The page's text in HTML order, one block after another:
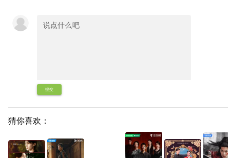
提交
猜你喜欢：